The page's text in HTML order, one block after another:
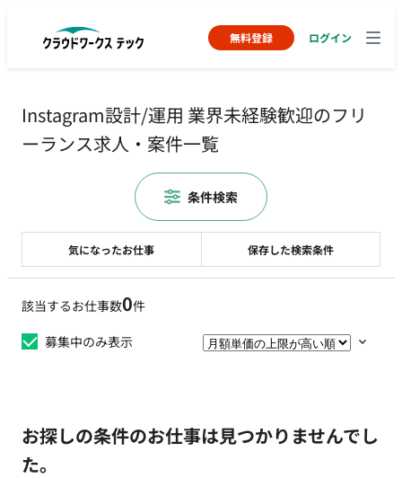
無料登録 ログイン
Instagram設計/運用 業界未経験歓迎のフリ
ーランス求人・案件一覧
該当するお仕事数0件
募集中のみ表示
お探しの条件のお仕事は見つかりませんでし
た。
気になったお仕事 保存した検索条件
条件検索